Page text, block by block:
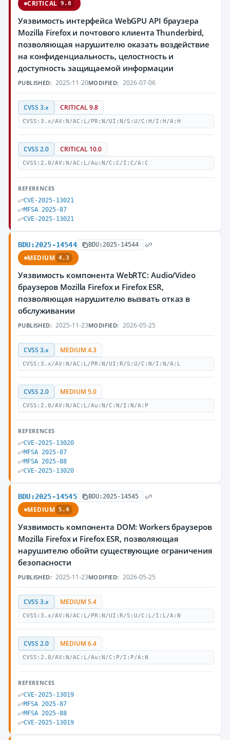
CRITICAL 9.8
Уязвимость интерфейса WebGPU API браузера
Mozilla Firefox и почтового клиента Thunderbird,
позволяющая нарушителю оказать воздействие
на конфиденциальность, целостность и
доступность защищаемой информации
PUBLISHED: 2025-11-20MODIFIED: 2026-07-06
CVSS 3.x CRITICAL 9.8
CVSS:3.x/AV:N/AC:L/PR:N/UI:N/S:U/C:H/I:H/A:H
CVSS 2.0 CRITICAL 10.0
CVSS:2.0/AV:N/AC:L/Au:N/C:C/I:C/A:C
REFERENCES
CVE-2025-13021
MFSA 2025-87
CVE-2025-13021
BDU:2025-14544 BDU:2025-14544
MEDIUM 4.3
Уязвимость компонента WebRTC: Audio/Video
браузеров Mozilla Firefox и Firefox ESR,
позволяющая нарушителю вызвать отказ в
обслуживании
PUBLISHED: 2025-11-23MODIFIED: 2026-05-25
CVSS 3.x MEDIUM 4.3
CVSS:3.x/AV:N/AC:L/PR:N/UI:R/S:U/C:N/I:N/A:L
CVSS 2.0 MEDIUM 5.0
CVSS:2.0/AV:N/AC:L/Au:N/C:N/I:N/A:P
REFERENCES
CVE-2025-13020
MFSA 2025-87
MFSA 2025-88
CVE-2025-13020
BDU:2025-14545 BDU:2025-14545
MEDIUM 5.4
Уязвимость компонента DOM: Workers браузеров
Mozilla Firefox и Firefox ESR, позволяющая
нарушителю обойти существующие ограничения
безопасности
PUBLISHED: 2025-11-23MODIFIED: 2026-05-25
CVSS 3.x MEDIUM 5.4
CVSS:3.x/AV:N/AC:L/PR:N/UI:R/S:U/C:L/I:L/A:N
CVSS 2.0 MEDIUM 6.4
CVSS:2.0/AV:N/AC:L/Au:N/C:P/I:P/A:N
REFERENCES
CVE-2025-13019
MFSA 2025-87
MFSA 2025-88
CVE-2025-13019